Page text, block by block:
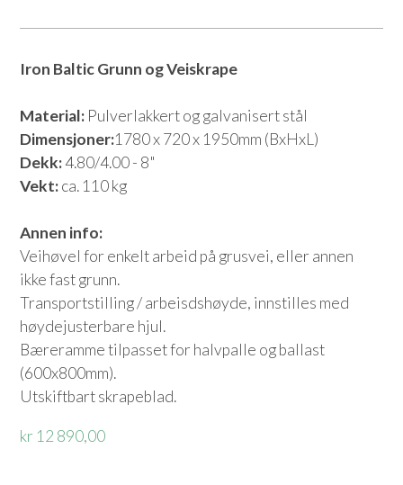
Iron Baltic Grunn og Veiskrape
Material: Pulverlakkert og galvanisert stål
Dimensjoner:1780 x 720 x 1950mm (BxHxL)
Dekk:4.80/4.00 - 8"
Vekt:ca. 110 kg
Annen info:
Veihøvel for enkelt arbeid på grusvei, eller annen
ikke fast grunn.
Transportstilling / arbeisdshøyde, innstilles med
høydejusterbare hjul.
Bæreramme tilpasset for halvpalle og ballast
(600x800mm).
Utskiftbart skrapeblad.
kr 12 890,00